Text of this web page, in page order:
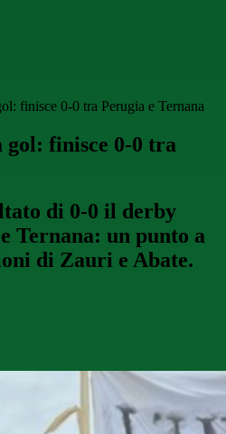
finisce 0-0 tra Perugia e Ternana
gol: finisce 0-0 tra
di 0-0 il derby
Ternana: un punto a
di Zauri e Abate.